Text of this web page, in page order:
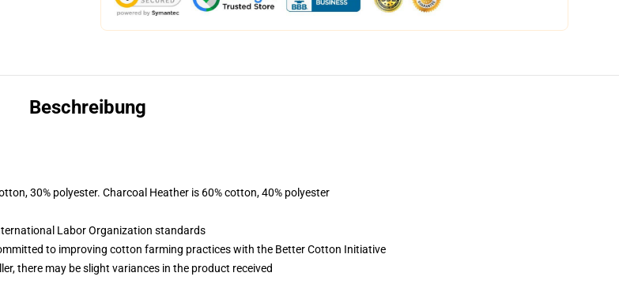
Beschreibung
30% polyester. Charcoal Heather is 60% cotton, 40% polyester
Labor Organization standards
to improving cotton farming practices with the Better Cotton Initiative
there may be slight variances in the product received